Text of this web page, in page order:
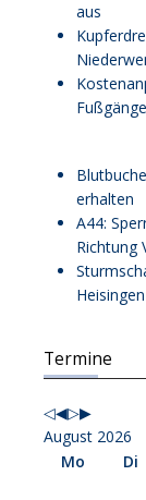
aus
erhalten
A44:
Richtung
Heisingen
Termine
Vorheriges
Jahr
Vorheriger
Monat
Nächstes
Jahr
Nächstes
Monat
August 2026
Mo
Di